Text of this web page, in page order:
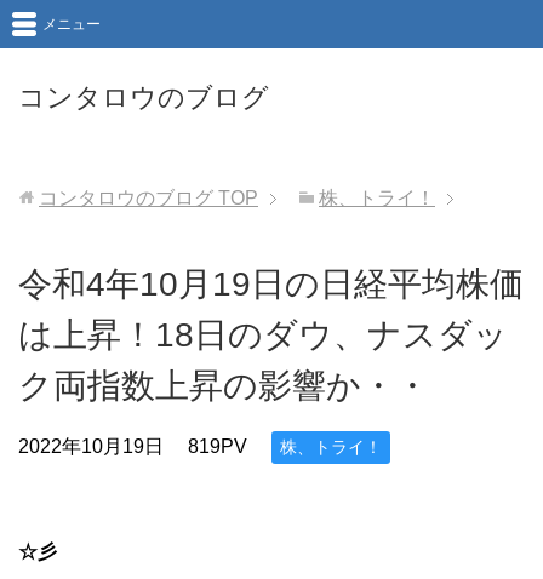
コンタロウのブログ
メニュー
コンタロウのブログ TOP 株、トライ！
令和4年10月19日の日経平均株価
は上昇！18日のダウ、ナスダッ
ク両指数上昇の影響か・・
2022年10月19日 819PV 株、トライ！
☆彡